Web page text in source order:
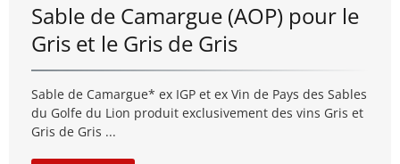
Sable de Camargue (AOP) pour le
Gris et le Gris de Gris
Sable de Camargue* ex IGP et ex Vin de Pays des Sables
du Golfe du Lion produit exclusivement des vins Gris et
Gris de Gris ...